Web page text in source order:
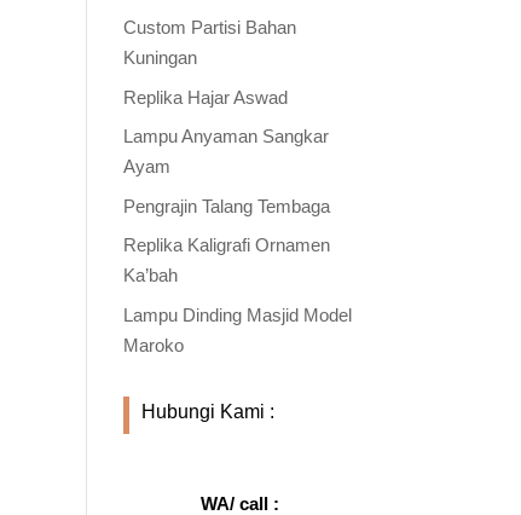
Custom Partisi Bahan
Kuningan
Replika Hajar Aswad
Lampu Anyaman Sangkar
Ayam
Pengrajin Talang Tembaga
Replika Kaligrafi Ornamen
Ka’bah
Lampu Dinding Masjid Model
Maroko
Hubungi Kami :
WA/ call :